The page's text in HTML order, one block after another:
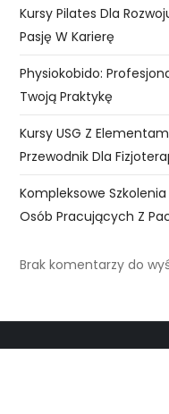
Kursy Pilates Dla
Pasję W Karierę
Physiokobido:
Twoją Praktykę
Kursy USG Z
Przewodnik Dla
Kompleksowe
Osób Pracujących Z
Brak komentarzy do